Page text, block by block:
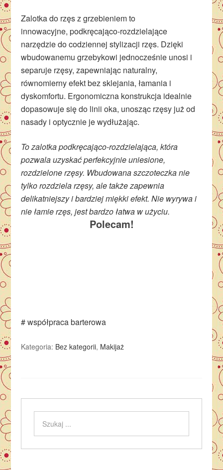
Zalotka do rzęs z grzebieniem to
innowacyjne, podkręcająco-rozdzielające
narzędzie do codziennej stylizacji rzęs. Dzięki
wbudowanemu grzebykowi jednocześnie unosi i
separuje rzęsy, zapewniając naturalny,
równomierny efekt bez sklejania, łamania i
dyskomfortu. Ergonomiczna konstrukcja idealnie
dopasowuje się do linii oka, unosząc rzęsy już od
nasady i optycznie je wydłużając.
To zalotka podkręcająco-rozdzielająca, która
pozwala uzyskać perfekcyjnie uniesione,
rozdzielone rzęsy. Wbudowana szczoteczka nie
tylko rozdziela rzęsy, ale także zapewnia
delikatniejszy i bardziej miękki efekt. Nie wyrywa i
nie łamie rzęs, jest bardzo łatwa w użyciu.
Polecam!
# współpraca barterowa
Kategoria: Bez kategorii, Makijaż